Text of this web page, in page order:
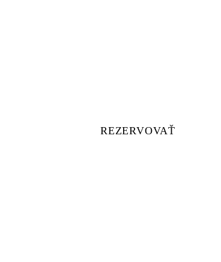
REZERVOVAŤ